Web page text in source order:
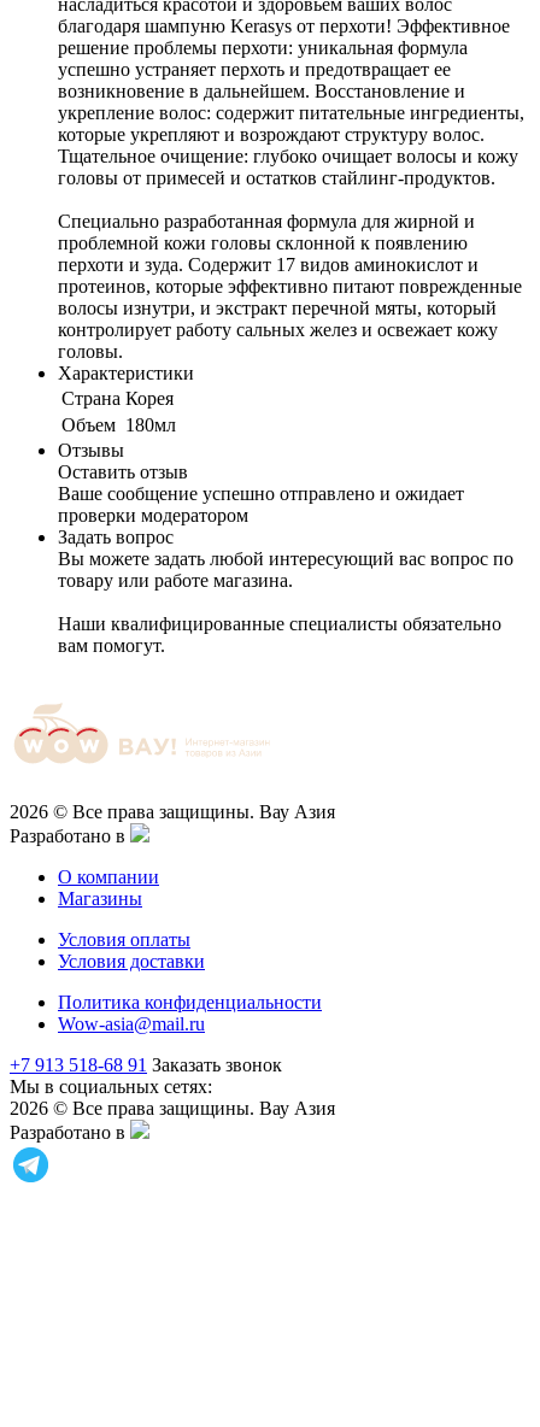
насладиться красотой и здоровьем ваших волос
благодаря шампуню Kerasys от перхоти! Эффективное
решение проблемы перхоти: уникальная формула
успешно устраняет перхоть и предотвращает ее
возникновение в дальнейшем. Восстановление и
укрепление волос: содержит питательные ингредиенты,
которые укрепляют и возрождают структуру волос.
Тщательное очищение: глубоко очищает волосы и кожу
головы от примесей и остатков стайлинг-продуктов.
Специально разработанная формула для жирной и
проблемной кожи головы склонной к появлению
перхоти и зуда. Содержит 17 видов аминокислот и
протеинов, которые эффективно питают поврежденные
волосы изнутри, и экстракт перечной мяты, который
контролирует работу сальных желез и освежает кожу
головы.
Характеристики
Cтрана Корея
Объем 180мл
Отзывы
Оставить отзыв
Ваше сообщение успешно отправлено и ожидает
проверки модератором
Задать вопрос
Вы можете задать любой интересующий вас вопрос по
товару или работе магазина.
Наши квалифицированные специалисты обязательно
вам помогут.
2026 © Все права защищины. Вау Азия
Разработано в
О компании
Магазины
Условия оплаты
Условия доставки
Политика конфиденциальности
Wow-asia@mail.ru
+7 913 518-68 91 Заказать звонок
Мы в социальных сетях:
2026 © Все права защищины. Вау Азия
Разработано в